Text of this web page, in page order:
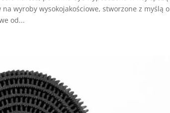
wyroby wysokojakościowe, stworzone z myślą o
od...